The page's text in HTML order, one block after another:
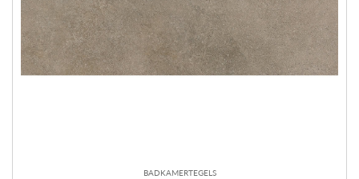
BADKAMERTEGELS